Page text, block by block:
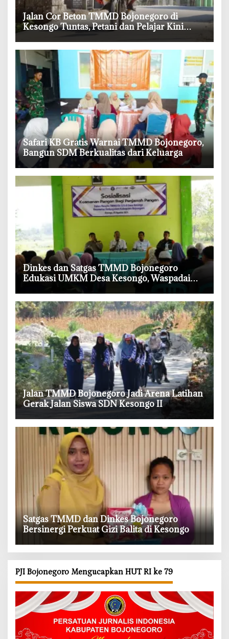
‎Jalan Cor Beton TMMD Bojonegoro di
Kesongo Tuntas, Petani dan Pelajar Kini
‎Safari KB Gratis Warnai TMMD Bojonegoro,
Bangun SDM Berkualitas dari Keluarga
‎Dinkes dan Satgas TMMD Bojonegoro
Edukasi UMKM Desa Kesongo, Waspadai
Boraks dan Formalin
‎Jalan TMMD Bojonegoro Jadi Arena Latihan
Gerak Jalan Siswa SDN Kesongo II
‎Satgas TMMD dan Dinkes Bojonegoro
Bersinergi Perkuat Gizi Balita di Kesongo
PJI Bojonegoro Mengucapkan HUT RI ke 79